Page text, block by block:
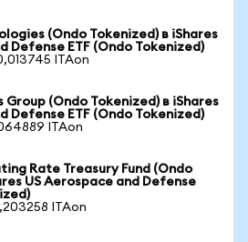
(Ondo Tokenized) в iShares
Defense ETF (Ondo Tokenized)
ITAon
(Ondo Tokenized) в iShares
Defense ETF (Ondo Tokenized)
ITAon
Rate Treasury Fund (Ondo
US Aerospace and Defense
ITAon